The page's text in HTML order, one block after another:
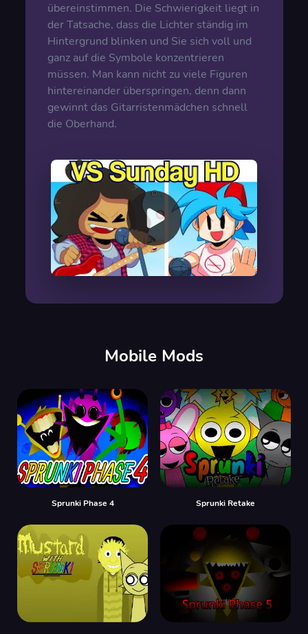
übereinstimmen. Die Schwierigkeit liegt in
der Tatsache, dass die Lichter ständig im
Hintergrund blinken und Sie sich voll und
ganz auf die Symbole konzentrieren
müssen. Man kann nicht zu viele Figuren
hintereinander überspringen, denn dann
gewinnt das Gitarristenmädchen schnell
die Oberhand.
Mobile Mods
Sprunki Phase 4 Sprunki Retake